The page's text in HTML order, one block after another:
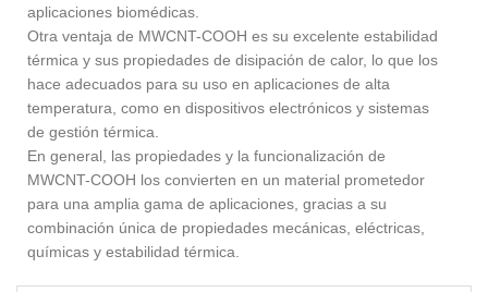
aplicaciones biomédicas.
Otra ventaja de MWCNT-COOH es su excelente estabilidad
térmica y sus propiedades de disipación de calor, lo que los
hace adecuados para su uso en aplicaciones de alta
temperatura, como en dispositivos electrónicos y sistemas
de gestión térmica.
En general, las propiedades y la funcionalización de
MWCNT-COOH los convierten en un material prometedor
para una amplia gama de aplicaciones, gracias a su
combinación única de propiedades mecánicas, eléctricas,
químicas y estabilidad térmica.